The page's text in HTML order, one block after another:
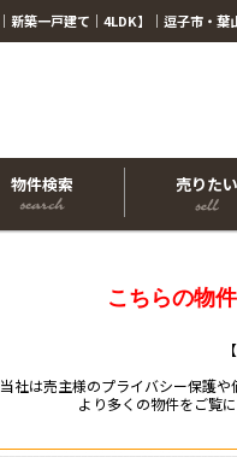
物件検索 売りたい
こちらの物
当社は売主様のプライバシー保護や
より多くの物件をご覧